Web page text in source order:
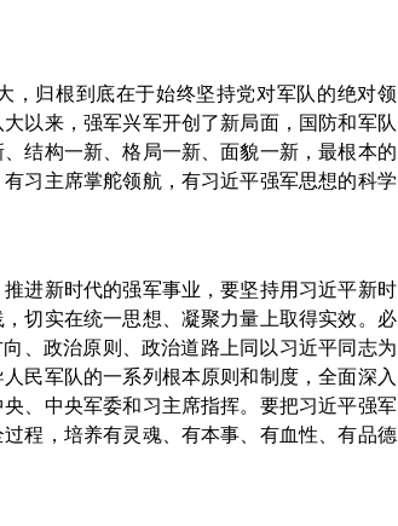
，归根到底在于始终坚持党对军队的绝对领
以来，强军兴军开创了新局面，国防和军队
结构一新、格局一新、面貌一新，最根本的
习主席掌舵领航，有习近平强军思想的科学
进新时代的强军事业，要坚持用习近平新时
切实在统一思想、凝聚力量上取得实效。必
、政治原则、政治道路上同以习近平同志为
民军队的一系列根本原则和制度，全面深入
、中央军委和习主席指挥。要把习近平强军
程，培养有灵魂、有本事、有血性、有品德